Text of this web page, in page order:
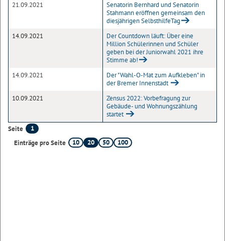
21.09.2021
Senatorin Bernhard und Senatorin
Stahmann eröffnen gemeinsam den
diesjährigen SelbsthilfeTag
14.09.2021
Der Countdown läuft: Über eine
Million Schülerinnen und Schüler
geben bei der Juniorwahl 2021 ihre
Stimme ab!
14.09.2021
Der "Wahl-O-Mat zum Aufkleben" in
der Bremer Innenstadt
10.09.2021
Zensus 2022: Vorbefragung zur
Gebäude- und Wohnungszählung
startet
Seite
1
Einträge pro Seite
10 20 50 100